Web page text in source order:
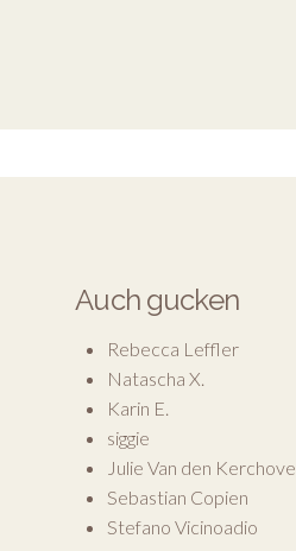
Auch gucken
Rebecca Leffler
Natascha X.
Karin E.
siggie
Julie Van den Kerchove
Sebastian Copien
Stefano Vicinoadio